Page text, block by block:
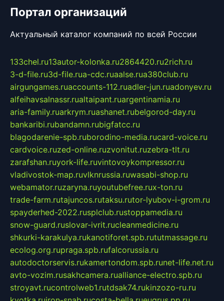
Портал организаций
Актуальный каталог компаний по всей России
133chel.ru13autor-kolonka.ru2864420.ru2rich.ru
3-d-file.ru3d-file.rua-cdc.ruaalse.rua380club.ru
airgungames.ruaccounts-112.ruadler-jun.ruadonyev.ru
alfeihavsalnassr.rualtaipant.ruargentinamia.ru
aria-family.ruarkrym.ruashanet.rubelgorod-day.ru
bankaribi.rubandamn.rubigfatcc.ru
blagodarenie-spb.ruborodino-media.rucard-voice.ru
cardvoice.ruzed-online.ruzvonitut.ruzebra-tlt.ru
zarafshan.ruyork-life.ruvintovoykompressor.ru
vladivostok-map.ruvlknrussia.ruwasabi-shop.ru
webamator.ruzaryna.ruyoutubefree.rux-ton.ru
trade-farm.rutajuncos.rutaksu.rutor-lyubov-i-grom.ru
spayderhed-2022.rusplclub.rustoppamedia.ru
snow-guard.ruslovar-ivrit.rucleanmedicine.ru
shkurki-karakulya.rukanotiforet.spb.rututmassage.ru
ecolog.org.rupraga.spb.rufalcorussia.ru
autodoctorservis.rukamertondom.spb.runet-life.net.ru
avto-vozim.rusakhcamera.rualliance-electro.spb.ru
stroyavt.rucontrolweb1.rutdsak74.rukinzozo-ru.ru